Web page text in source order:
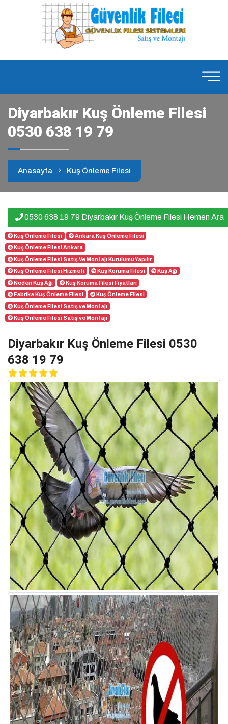
Diyarbakır Kuş Önleme Filesi
0530 638 19 79
Anasayfa Kuş Önleme Filesi
0530 638 19 79 Diyarbakır Kuş Önleme Filesi Hemen Ara
Kuş Önleme Filesi Ankara Kuş Önleme Filesi
Kuş Önleme Filesi Ankara
Kuş Önleme Filesi Satış Ve Montajı Kurulumu Yapılır
Kuş Önleme Filesi Hizmeti Kuş Koruma Filesi Kuş Ağı
Neden Kuş Ağı Kuş Koruma Filesi Fiyatları
Fabrika Kuş Önleme Filesi Kuş Önleme Filesi
Kuş Önleme Filesi Satış ve Montajı
Kuş Önleme Filesi Satış ve Montajı
Diyarbakır Kuş Önleme Filesi 0530
638 19 79